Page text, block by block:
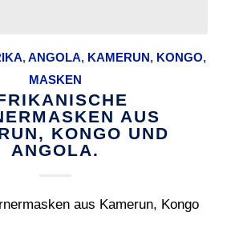
,ANGOLA, KAMERUN, KONGO,
MASKEN
AUS
KONGO UND
ANGOLA.
aus Kamerun, Kongo